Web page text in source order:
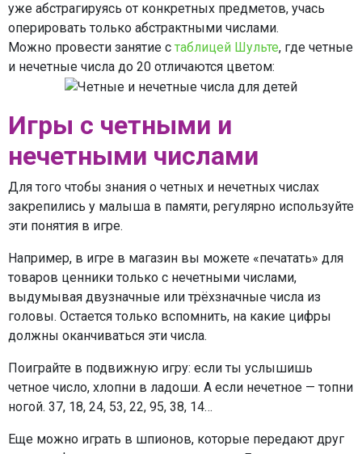
уже абстрагируясь от конкретных предметов, учась
оперировать только абстрактными числами.
Можно провести занятие с таблицей Шульте, где четные
и нечетные числа до 20 отличаются цветом:
Игры с четными и
нечетными числами
Для того чтобы знания о четных и нечетных числах
закрепились у малыша в памяти, регулярно используйте
эти понятия в игре.
Например, в игре в магазин вы можете «печатать» для
товаров ценники только с нечетными числами,
выдумывая двузначные или трёхзначные числа из
головы. Остается только вспомнить, на какие цифры
должны оканчиваться эти числа.
Поиграйте в подвижную игру: если ты услышишь
четное число, хлопни в ладоши. А если нечетное — топни
ногой. 37, 18, 24, 53, 22, 95, 38, 14…
Еще можно играть в шпионов, которые передают друг